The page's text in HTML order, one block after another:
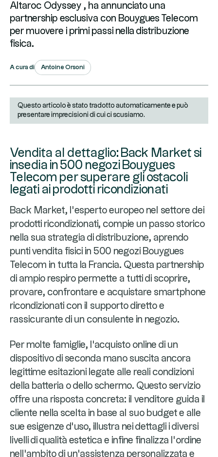
Altaroc Odyssey , ha annunciato una
partnership esclusiva con Bouygues Telecom
per muovere i primi passi nella distribuzione
fisica.
A cura di Antoine Orsoni
Questo articolo è stato tradotto automaticamente e può
presentare imprecisioni di cui ci scusiamo.
Vendita al dettaglio: Back Market si
insedia in 500 negozi Bouygues
Telecom per superare gli ostacoli
legati ai prodotti ricondizionati
Back Market, l’esperto europeo nel settore dei
prodotti ricondizionati, compie un passo storico
nella sua strategia di distribuzione, aprendo
punti vendita fisici in 500 negozi Bouygues
Telecom in tutta la Francia. Questa partnership
di ampio respiro permette a tutti di scoprire,
provare, confrontare e acquistare smartphone
ricondizionati con il supporto diretto e
rassicurante di un consulente in negozio.
Per molte famiglie, l'acquisto online di un
dispositivo di seconda mano suscita ancora
legittime esitazioni legate alle reali condizioni
della batteria o dello schermo. Questo servizio
offre una risposta concreta: il venditore guida il
cliente nella scelta in base al suo budget e alle
sue esigenze d'uso, illustra nei dettagli i diversi
livelli di qualità estetica e infine finalizza l'ordine
nell'ambito di un'assistenza personalizzata e